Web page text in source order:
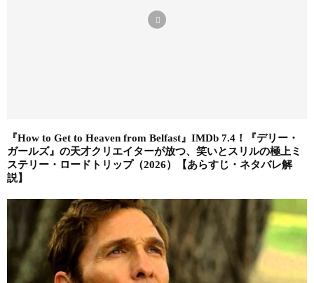
『How to Get to Heaven from Belfast』IMDb 7.4！『デリー・
ガールズ』の天才クリエイターが放つ、笑いとスリルの極上ミ
ステリー・ロードトリップ（2026）【あらすじ・ネタバレ解
説】